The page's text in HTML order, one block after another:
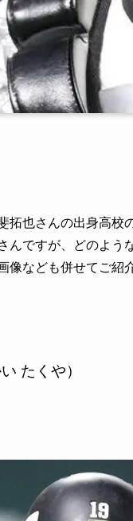
拓也さんの出身高校
んですが、どのよう
像なども併せてご紹
たくや）